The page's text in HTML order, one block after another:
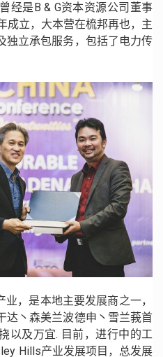
经是B & G资本资源公司董事
成立，大本营在梳邦再也，主
独立承包服务，包括了电力传
，是本地主要发展商之一，
达丶森美兰波德申丶雪兰莪首
以及万宜. 目前，进行中的工
Hills产业发展项目，总发展